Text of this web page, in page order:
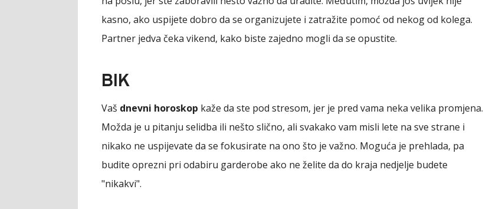
kasno, ako uspijete dobro da se organizujete i zatražite pomoć od nekog od kolega.
Partner jedva čeka vikend, kako biste zajedno mogli da se opustite.
BIK
Vaš dnevni horoskop kaže da ste pod stresom, jer je pred vama neka velika promjena.
Možda je u pitanju selidba ili nešto slično, ali svakako vam misli lete na sve strane i
nikako ne uspijevate da se fokusirate na ono što je važno. Moguća je prehlada, pa
budite oprezni pri odabiru garderobe ako ne želite da do kraja nedjelje budete
"nikakvi".